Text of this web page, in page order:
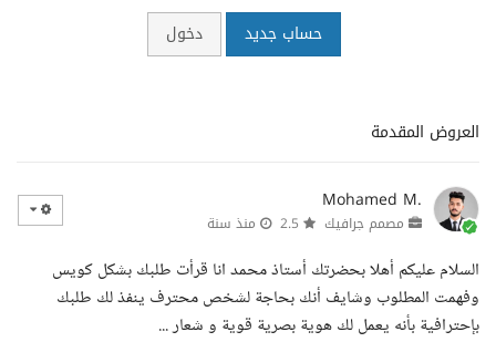
حساب جديد دخول
العروض المقدمة
Mohamed M.
مصمم جرافيك منذ سنة
السلام عليكم أهلا بحضرتك أستاذ محمد انا قرأت طلبك بشكل كويس
وفهمت المطلوب وشايف أنك بحاجة لشخص محترف ينفذ لك طلبك
بإحترافية بأنه يعمل لك هوية بصرية قوية و شعار ...